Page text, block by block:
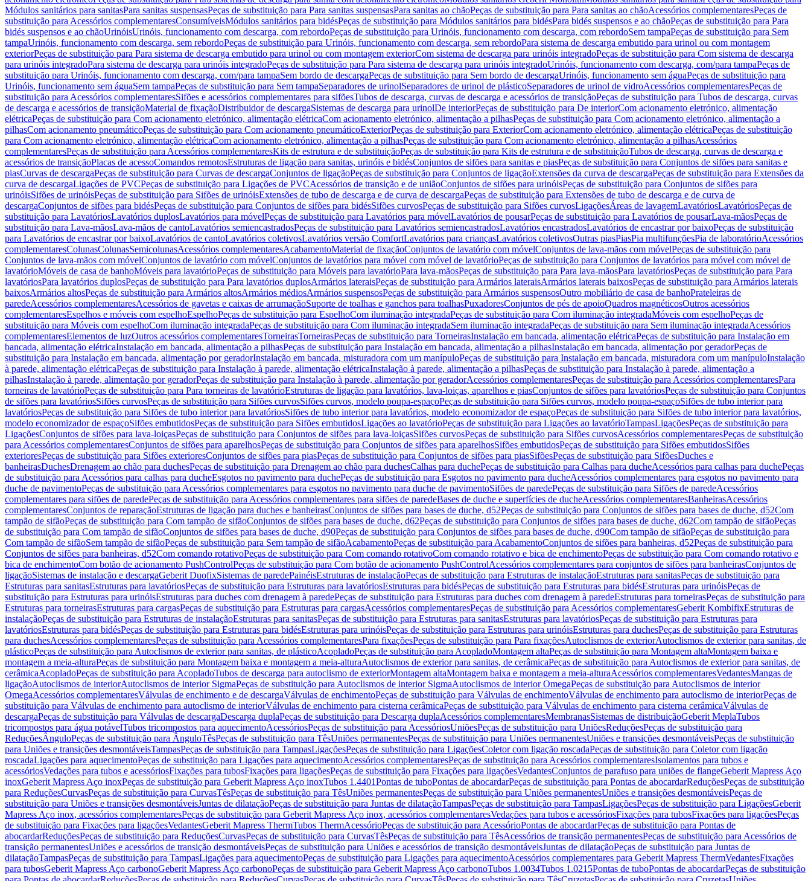
Módulos sanitários para sanitasPara sanitas suspensasPeças de substituição para Para sanitas suspensasPara sanitas ao chãoPeças de substituição para Para sanitas ao chãoAcessórios complementaresPeças de
substituição para Acessórios complementaresConsumíveisMódulos sanitários para bidésPeças de substituição para Módulos sanitários para bidésPara bidés suspensos e ao chãoPeças de substituição para Para
bidés suspensos e ao chãoUrinóisUrinóis, funcionamento com descarga, com rebordoPeças de substituição para Urinóis, funcionamento com descarga, com rebordoSem tampaPeças de substituição para Sem
tampaUrinóis, funcionamento com descarga, sem rebordoPeças de substituição para Urinóis, funcionamento com descarga, sem rebordoPara sistema de descarga embutido para urinol ou com montagem
exteriorPeças de substituição para Para sistema de descarga embutido para urinol ou com montagem exteriorCom sistema de descarga para urinóis integradoPeças de substituição para Com sistema de descarga
para urinóis integradoPara sistema de descarga para urinóis integradoPeças de substituição para Para sistema de descarga para urinóis integradoUrinóis, funcionamento com descarga, com/para tampaPeças de
substituição para Urinóis, funcionamento com descarga, com/para tampaSem bordo de descargaPeças de substituição para Sem bordo de descargaUrinóis, funcionamento sem águaPeças de substituição para
Urinóis, funcionamento sem águaSem tampaPeças de substituição para Sem tampaSeparadores de urinolSeparadores de urinol de plásticoSeparadores de urinol de vidroAcessórios complementaresPeças de
substituição para Acessórios complementaresSifões e acessórios complementares para sifõesTubos de descarga, curvas de descarga e acessórios de transiçãoPeças de substituição para Tubos de descarga, curvas
de descarga e acessórios de transiçãoMaterial de fixaçãoDistribuidor de descargaSistemas de descarga para urinolDe interiorPeças de substituição para De interiorCom acionamento eletrónico, alimentação
elétricaPeças de substituição para Com acionamento eletrónico, alimentação elétricaCom acionamento eletrónico, alimentação a pilhasPeças de substituição para Com acionamento eletrónico, alimentação a
pilhasCom acionamento pneumáticoPeças de substituição para Com acionamento pneumáticoExteriorPeças de substituição para ExteriorCom acionamento eletrónico, alimentação elétricaPeças de substituição
para Com acionamento eletrónico, alimentação elétricaCom acionamento eletrónico, alimentação a pilhasPeças de substituição para Com acionamento eletrónico, alimentação a pilhasAcessórios
complementaresPeças de substituição para Acessórios complementaresKits de estrutura e de substituiçãoPeças de substituição para Kits de estrutura e de substituiçãoTubos de descarga, curvas de descarga e
acessórios de transiçãoPlacas de acessoComandos remotosEstruturas de ligação para sanitas, urinóis e bidésConjuntos de sifões para sanitas e piasPeças de substituição para Conjuntos de sifões para sanitas e
piasCurvas de descargaPeças de substituição para Curvas de descargaConjuntos de ligaçãoPeças de substituição para Conjuntos de ligaçãoExtensões da curva de descargaPeças de substituição para Extensões da
curva de descargaLigações de PVCPeças de substituição para Ligações de PVCAcessórios de transição e de uniãoConjuntos de sifões para urinóisPeças de substituição para Conjuntos de sifões para
urinóisSifões de urinóisPeças de substituição para Sifões de urinóisExtensões de tubo de descarga e de curva de descargaPeças de substituição para Extensões de tubo de descarga e de curva de
descargaConjuntos de sifões para bidésPeças de substituição para Conjuntos de sifões para bidésSifões curvosPeças de substituição para Sifões curvosLigaçõesÁreas de lavagemLavatóriosLavatóriosPeças de
substituição para LavatóriosLavatórios duplosLavatórios para móvelPeças de substituição para Lavatórios para móvelLavatórios de pousarPeças de substituição para Lavatórios de pousarLava-mãosPeças de
substituição para Lava-mãosLava-mãos de cantoLavatórios semiencastradosPeças de substituição para Lavatórios semiencastradosLavatórios encastradosLavatórios de encastrar por baixoPeças de substituição
para Lavatórios de encastrar por baixoLavatórios de cantoLavatórios coletivosLavatórios versão ComfortLavatórios para criançasLavatórios coletivosOutras piasPiasPia multifunçõesPia de laboratórioAcessórios
complementaresColunasColunasSemicolunasAcessórios complementaresAcabamentoMaterial de fixaçãoConjuntos de lavatório com móvelConjuntos de lava-mãos com móvelPeças de substituição para
Conjuntos de lava-mãos com móvelConjuntos de lavatório com móvelConjuntos de lavatórios para móvel com móvel de lavatórioPeças de substituição para Conjuntos de lavatórios para móvel com móvel de
lavatórioMóveis de casa de banhoMóveis para lavatórioPeças de substituição para Móveis para lavatórioPara lava-mãosPeças de substituição para Para lava-mãosPara lavatóriosPeças de substituição para Para
lavatóriosPara lavatórios duplosPeças de substituição para Para lavatórios duplosArmários lateraisPeças de substituição para Armários lateraisArmários laterais baixosPeças de substituição para Armários laterais
baixosArmários altosPeças de substituição para Armários altosArmários médiosArmários suspensosPeças de substituição para Armários suspensosOutro mobiliário de casa de banhoPrateleiras de
paredeAcessórios complementaresAcessórios de gavetas e caixas de arrumaçãoSuporte de toalhas e ganchos para toalhasPuxadoresConjuntos de pés de apoioQuadros magnéticosOutros acessórios
complementaresEspelhos e móveis com espelhoEspelhoPeças de substituição para EspelhoCom iluminação integradaPeças de substituição para Com iluminação integradaMóveis com espelhoPeças de
substituição para Móveis com espelhoCom iluminação integradaPeças de substituição para Com iluminação integradaSem iluminação integradaPeças de substituição para Sem iluminação integradaAcessórios
complementaresElementos de luzOutros acessórios complementaresTorneirasTorneirasPeças de substituição para TorneirasInstalação em bancada, alimentação elétricaPeças de substituição para Instalação em
bancada, alimentação elétricaInstalação em bancada, alimentação a pilhasPeças de substituição para Instalação em bancada, alimentação a pilhasInstalação em bancada, alimentação por geradorPeças de
substituição para Instalação em bancada, alimentação por geradorInstalação em bancada, misturadora com um manípuloPeças de substituição para Instalação em bancada, misturadora com um manípuloInstalação
à parede, alimentação elétricaPeças de substituição para Instalação à parede, alimentação elétricaInstalação à parede, alimentação a pilhasPeças de substituição para Instalação à parede, alimentação a
pilhasInstalação à parede, alimentação por geradorPeças de substituição para Instalação à parede, alimentação por geradorAcessórios complementaresPeças de substituição para Acessórios complementaresPara
torneiras de lavatórioPeças de substituição para Para torneiras de lavatórioEstruturas de ligação para lavatórios, lava-loiças, aparelhos e piasConjuntos de sifões para lavatóriosPeças de substituição para Conjuntos
de sifões para lavatóriosSifões curvosPeças de substituição para Sifões curvosSifões curvos, modelo poupa-espaçoPeças de substituição para Sifões curvos, modelo poupa-espaçoSifões de tubo interior para
lavatóriosPeças de substituição para Sifões de tubo interior para lavatóriosSifões de tubo interior para lavatórios, modelo economizador de espaçoPeças de substituição para Sifões de tubo interior para lavatórios,
modelo economizador de espaçoSifões embutidosPeças de substituição para Sifões embutidosLigações ao lavatórioPeças de substituição para Ligações ao lavatórioTampasLigaçõesPeças de substituição para
LigaçõesConjuntos de sifões para lava-loiçasPeças de substituição para Conjuntos de sifões para lava-loiçasSifões curvosPeças de substituição para Sifões curvosAcessórios complementaresPeças de substituição
para Acessórios complementaresConjuntos de sifões para aparelhosPeças de substituição para Conjuntos de sifões para aparelhosSifões embutidosPeças de substituição para Sifões embutidosSifões
exterioresPeças de substituição para Sifões exterioresConjuntos de sifões para piasPeças de substituição para Conjuntos de sifões para piasSifõesPeças de substituição para SifõesDuches e
banheirasDuchesDrenagem ao chão para duchesPeças de substituição para Drenagem ao chão para duchesCalhas para duchePeças de substituição para Calhas para ducheAcessórios para calhas para duchePeças
de substituição para Acessórios para calhas para ducheEsgotos no pavimento para duchePeças de substituição para Esgotos no pavimento para ducheAcessórios complementares para esgotos no pavimento para
duche de pavimentoPeças de substituição para Acessórios complementares para esgotos no pavimento para duche de pavimentoSifões de paredePeças de substituição para Sifões de paredeAcessórios
complementares para sifões de paredePeças de substituição para Acessórios complementares para sifões de paredeBases de duche e superfícies de ducheAcessórios complementaresBanheirasAcessórios
complementaresConjuntos de reparaçãoEstruturas de ligação para duches e banheirasConjuntos de sifões para bases de duche, d52Peças de substituição para Conjuntos de sifões para bases de duche, d52Com
tampão de sifãoPeças de substituição para Com tampão de sifãoConjuntos de sifões para bases de duche, d62Peças de substituição para Conjuntos de sifões para bases de duche, d62Com tampão de sifãoPeças
de substituição para Com tampão de sifãoConjuntos de sifões para bases de duche, d90Peças de substituição para Conjuntos de sifões para bases de duche, d90Com tampão de sifãoPeças de substituição para
Com tampão de sifãoSem tampão de sifãoPeças de substituição para Sem tampão de sifãoAcabamentoPeças de substituição para AcabamentoConjuntos de sifões para banheiras, d52Peças de substituição para
Conjuntos de sifões para banheiras, d52Com comando rotativoPeças de substituição para Com comando rotativoCom comando rotativo e bica de enchimentoPeças de substituição para Com comando rotativo e
bica de enchimentoCom botão de acionamento PushControlPeças de substituição para Com botão de acionamento PushControlAcessórios complementares para conjuntos de sifões para banheirasConjuntos de
ligaçãoSistemas de instalação e descargaGeberit DuofixSistemas de paredePainéisEstruturas de instalaçãoPeças de substituição para Estruturas de instalaçãoEstruturas para sanitasPeças de substituição para
Estruturas para sanitasEstruturas para lavatóriosPeças de substituição para Estruturas para lavatóriosEstruturas para bidésPeças de substituição para Estruturas para bidésEstruturas para urinóisPeças de
substituição para Estruturas para urinóisEstruturas para duches com drenagem à paredePeças de substituição para Estruturas para duches com drenagem à paredeEstruturas para torneirasPeças de substituição para
Estruturas para torneirasEstruturas para cargasPeças de substituição para Estruturas para cargasAcessórios complementaresPeças de substituição para Acessórios complementaresGeberit KombifixEstruturas de
instalaçãoPeças de substituição para Estruturas de instalaçãoEstruturas para sanitasPeças de substituição para Estruturas para sanitasEstruturas para lavatóriosPeças de substituição para Estruturas para
lavatóriosEstruturas para bidésPeças de substituição para Estruturas para bidésEstruturas para urinóisPeças de substituição para Estruturas para urinóisEstruturas para duchesPeças de substituição para Estruturas
para duchesAcessórios complementaresPeças de substituição para Acessórios complementaresPara fixaçõesPeças de substituição para Para fixaçõesAutoclismos de exteriorAutoclismos de exterior para sanitas, de
plásticoPeças de substituição para Autoclismos de exterior para sanitas, de plásticoAcopladoPeças de substituição para AcopladoMontagem altaPeças de substituição para Montagem altaMontagem baixa e
montagem a meia-alturaPeças de substituição para Montagem baixa e montagem a meia-alturaAutoclismos de exterior para sanitas, de cerâmicaPeças de substituição para Autoclismos de exterior para sanitas, de
cerâmicaAcopladoPeças de substituição para AcopladoTubos de descarga para autoclismo de exteriorMontagem altaMontagem baixa e montagem a meia-alturaAcessórios complementaresVedantesMangas de
ligaçãoAutoclismos de interiorAutoclismos de interior SigmaPeças de substituição para Autoclismos de interior SigmaAutoclismos de interior OmegaPeças de substituição para Autoclismos de interior
OmegaAcessórios complementaresVálvulas de enchimento e de descargaVálvulas de enchimentoPeças de substituição para Válvulas de enchimentoVálvulas de enchimento para autoclismo de interiorPeças de
substituição para Válvulas de enchimento para autoclismo de interiorVálvulas de enchimento para cisterna cerâmicaPeças de substituição para Válvulas de enchimento para cisterna cerâmicaVálvulas de
descargaPeças de substituição para Válvulas de descargaDescarga duplaPeças de substituição para Descarga duplaAcessórios complementaresMembranasSistemas de distribuiçãoGeberit MeplaTubos
tricompostos para água potávelTubos tricompostos para aquecimentoAcessóriosPeças de substituição para AcessóriosUniõesPeças de substituição para UniõesReduçõesPeças de substituição para
ReduçõesÂnguloPeças de substituição para ÂnguloTêsPeças de substituição para TêsUniões permanentesPeças de substituição para Uniões permanentesUniões e transições desmontáveisPeças de substituição
para Uniões e transições desmontáveisTampasPeças de substituição para TampasLigaçõesPeças de substituição para LigaçõesColetor com ligação roscadaPeças de substituição para Coletor com ligação
roscadaLigações para aquecimentoPeças de substituição para Ligações para aquecimentoAcessórios complementaresPeças de substituição para Acessórios complementaresIsolamentos para tubos e
acessóriosVedações para tubos e acessóriosFixações para tubosFixações para ligaçõesPeças de substituição para Fixações para ligaçõesVedantesConjuntos de parafuso para uniões de flangeGeberit Mapress Aço
inoxGeberit Mapress Aço inoxPeças de substituição para Geberit Mapress Aço inoxTubos 1.4401Pontas de tuboPontas de abocardarPeças de substituição para Pontas de abocardarReduçõesPeças de substituição
para ReduçõesCurvasPeças de substituição para CurvasTêsPeças de substituição para TêsUniões permanentesPeças de substituição para Uniões permanentesUniões e transições desmontáveisPeças de
substituição para Uniões e transições desmontáveisJuntas de dilataçãoPeças de substituição para Juntas de dilataçãoTampasPeças de substituição para TampasLigaçõesPeças de substituição para LigaçõesGeberit
Mapress Aço inox, acessórios complementaresPeças de substituição para Geberit Mapress Aço inox, acessórios complementaresVedações para tubos e acessóriosFixações para tubosFixações para ligaçõesPeças
de substituição para Fixações para ligaçõesVedantesGeberit Mapress ThermTubos ThermAcessórioPeças de substituição para AcessórioPontas de abocardarPeças de substituição para Pontas de
abocardarReduçõesPeças de substituição para ReduçõesCurvasPeças de substituição para CurvasTêsPeças de substituição para TêsAcessórios de transição permanentesPeças de substituição para Acessórios de
transição permanentesUniões e acessórios de transição desmontáveisPeças de substituição para Uniões e acessórios de transição desmontáveisJuntas de dilataçãoPeças de substituição para Juntas de
dilataçãoTampasPeças de substituição para TampasLigações para aquecimentoPeças de substituição para Ligações para aquecimentoAcessórios complementares para Geberit Mapress ThermVedantesFixações
para tubosGeberit Mapress Aço carbonoGeberit Mapress Aço carbonoPeças de substituição para Geberit Mapress Aço carbonoTubos 1.0034Tubos 1.0215Pontas de tuboPontas de abocardarPeças de substituição